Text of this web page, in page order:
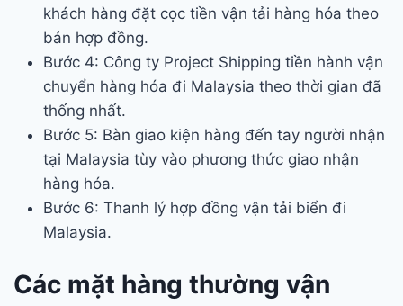
khách hàng đặt cọc tiền vận tải hàng hóa theo
bản hợp đồng.
Bước 4: Công ty Project Shipping tiền hành vận
chuyển hàng hóa đi Malaysia theo thời gian đã
thống nhất.
Bước 5: Bàn giao kiện hàng đến tay người nhận
tại Malaysia tùy vào phương thức giao nhận
hàng hóa.
Bước 6: Thanh lý hợp đồng vận tải biển đi
Malaysia.
Các mặt hàng thường vận